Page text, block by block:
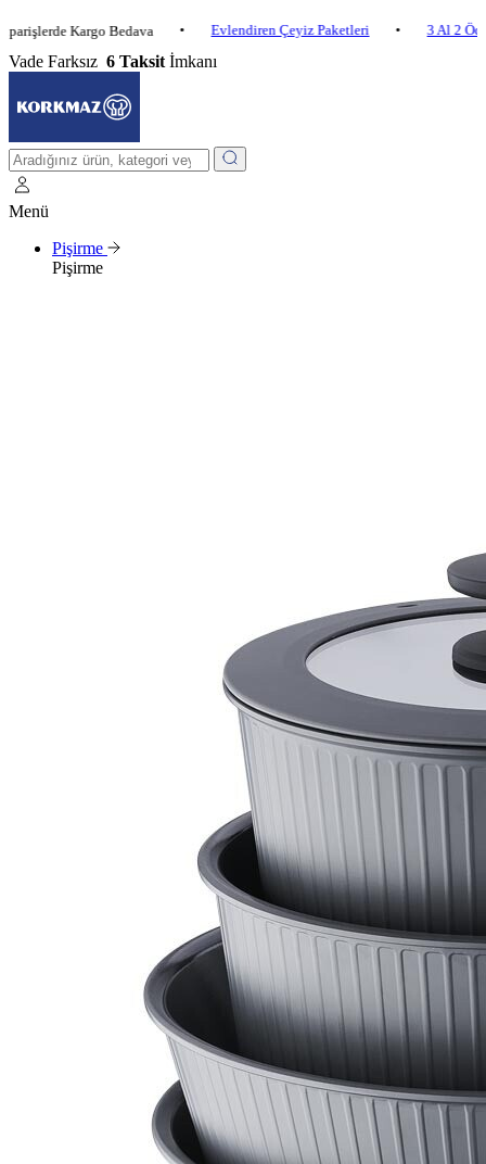
Kargo Bedava • Evlendiren Çeyiz Paketleri • 3 Al 2 Öde •
Vade Farksız 6 Taksit İmkanı
Menü
Pişirme
Pişirme